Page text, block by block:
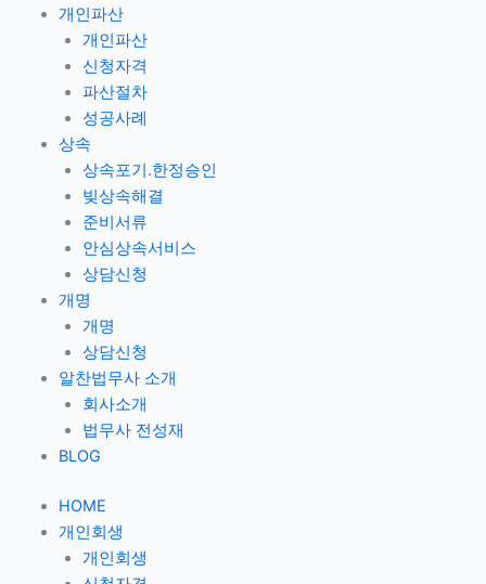
개인파산
개인파산
신청자격
파산절차
성공사례
상속
상속포기.한정승인
빚상속해결
준비서류
안심상속서비스
상담신청
개명
개명
상담신청
알찬법무사 소개
회사소개
법무사 전성재
BLOG
HOME
개인회생
개인회생